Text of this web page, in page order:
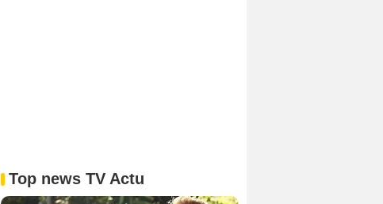
Top news TV Actu